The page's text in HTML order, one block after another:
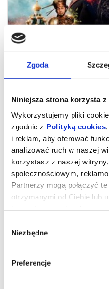
Zgoda
Niniejsza strona korzysta
Wykorzystujemy pliki
zgodnie z Polityką cookies
i reklam, aby oferować
analizować ruch w naszej
korzystasz z naszej
społecznościowym,
Partnerzy mogą połączyć
otrzymanymi od Ciebie lub
zgody
Niezbędne
Preferencje
Drzewo magii
prowincję. Wkrótce po
muszą obejść się bez Wi-Fi i
gadżetów oraz odkryć uroki
drzewo, zamieszkane przez